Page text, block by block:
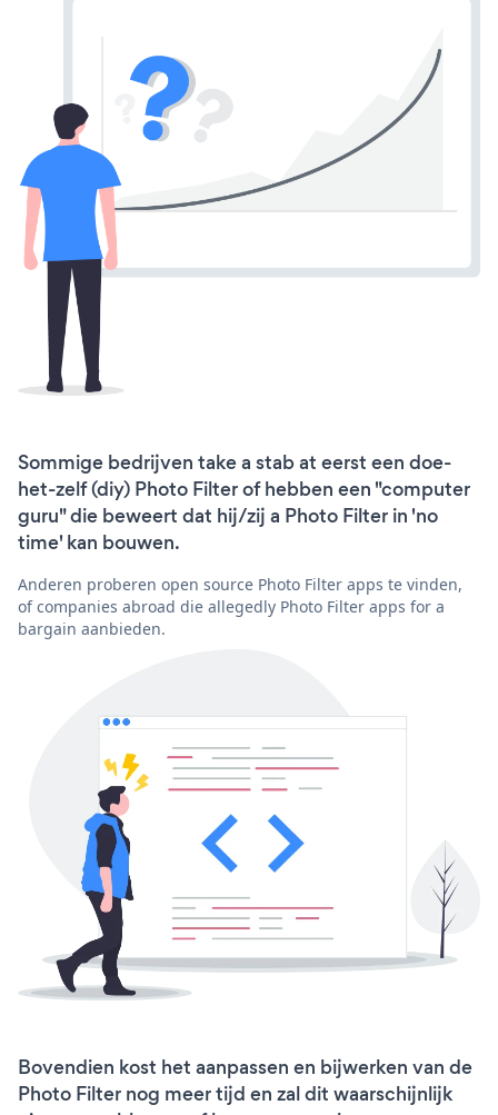
Sommige bedrijven take a stab at eerst een doe-
het-zelf (diy) Photo Filter of hebben een "computer
guru" die beweert dat hij/zij a Photo Filter in 'no
time' kan bouwen.
Anderen proberen open source Photo Filter apps te vinden,
of companies abroad die allegedly Photo Filter apps for a
bargain aanbieden.
Bovendien kost het aanpassen en bijwerken van de
Photo Filter nog meer tijd en zal dit waarschijnlijk